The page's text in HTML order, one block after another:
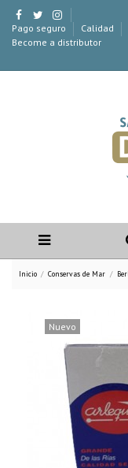
Pago seguro Calidad
Become a distributor
Inicio Conservas de Mar
Nuevo